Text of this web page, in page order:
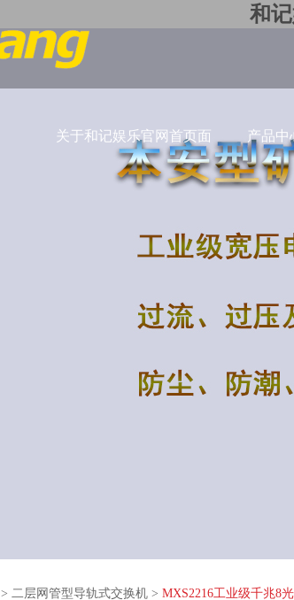
和
关于和记娱乐官网首页面 产品中
>二层网管型导轨式交换机 >MXS2216工业级千兆8